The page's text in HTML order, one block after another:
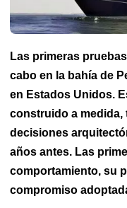
Las primeras
cabo en la bahía de
en Estados Unidos.
construido a medida,
decisiones
años antes. Las
comportamiento, su
compromiso